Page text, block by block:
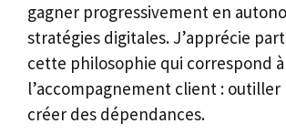
gagner progressivement en
stratégies digitales. J’apprécie
cette philosophie qui correspond
l’accompagnement client :
créer des dépendances.